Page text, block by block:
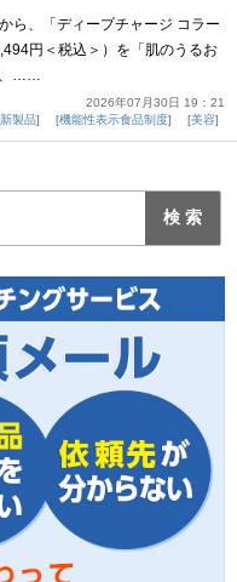
ら、「ディープチャージ コラー
円＜税込＞）を「肌のうるお
、……
2026年07月30日 19：21
新製品 機能性表示食品制度 美容